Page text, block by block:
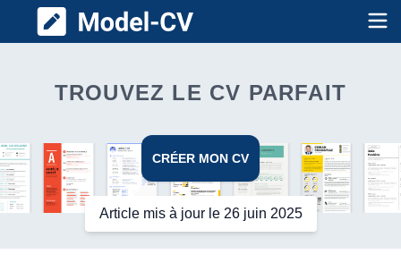
Model CV
TROUVEZ LE CV PARFAIT
CRÉER MON CV
Article mis à jour le 26 juin 2025